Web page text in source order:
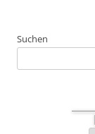
Suchen